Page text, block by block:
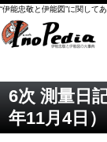
“伊能忠敬と伊能図”に関して
6次 測量日
年11月4日）